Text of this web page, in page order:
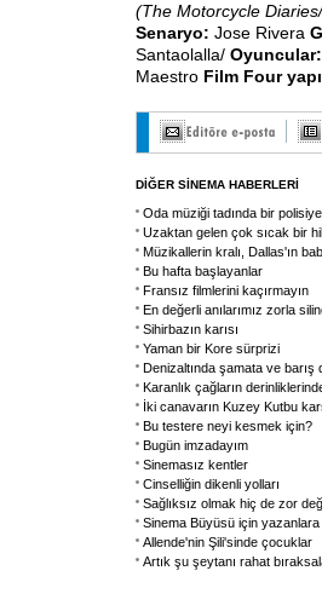
(The Motorcycle
Senaryo: Jose Rivera
Santaolalla/ Oyuncular:
Maestro Film Four
DİĞER SİNEMA HABERLERİ
Oda müziği tadında bir polisiye
Uzaktan gelen çok sıcak bir
Müzikallerin kralı, Dallas'ın
Bu hafta başlayanlar
Fransız filmlerini kaçırmayın
En değerli anılarımız zorla
Sihirbazın karısı
Yaman bir Kore sürprizi
Denizaltında şamata ve barış
Karanlık çağların
İki canavarın Kuzey Kutbu
Bu testere neyi kesmek için?
Bugün imzadayım
Sinemasız kentler
Cinselliğin dikenli yolları
Sağlıksız olmak hiç de zor
Sinema Büyüsü için
Allende'nin Şili'sinde çocuklar
Artık şu şeytanı rahat